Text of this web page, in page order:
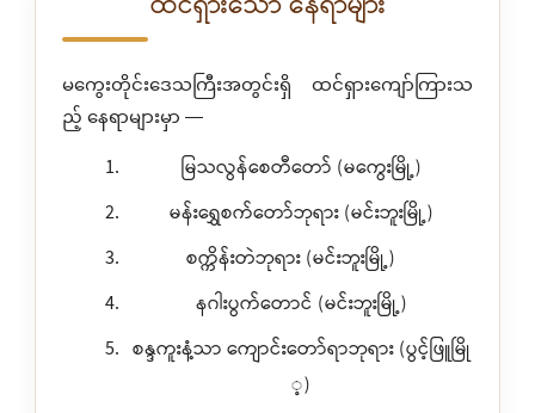
မကွေးတိုင်းဒေသကြီးအတွင်းရှိ ထင်ရှားကျော်ကြားသ
ည့် နေရာများမှာ —
မြသလွန်စေတီတော် (မကွေးမြို့)
မန်းရွှေစက်တော်ဘုရား (မင်းဘူးမြို့)
စက္ကိန်းတဲဘုရား (မင်းဘူးမြို့)
နဂါးပွက်တောင် (မင်းဘူးမြို့)
စန္ဒကူးနံ့သာ ကျောင်းတော်ရာဘုရား (ပွင့်ဖြူမြို
့)